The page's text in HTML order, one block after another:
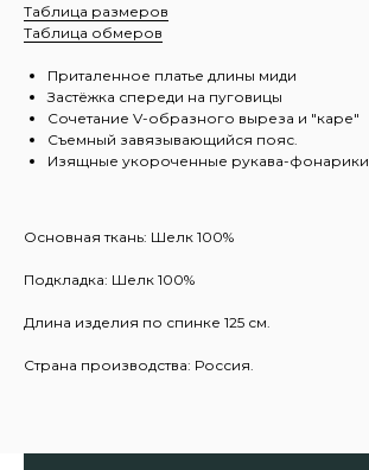
Таблица размеров
Таблица обмеров
Приталенное платье длины миди
Застёжка спереди на пуговицы
Сочетание V-образного выреза и "каре"
Съемный завязывающийся пояс.
Изящные укороченные рукава-фонарики
Основная ткань: Шелк 100%
Подкладка: Шелк 100%
Длина изделия по спинке 125 см.
Страна производства: Россия.